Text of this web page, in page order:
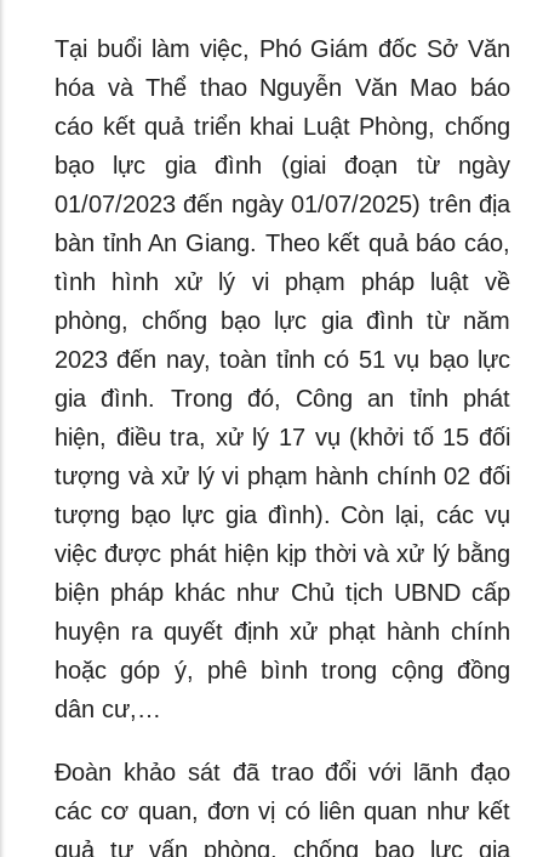
Tại buổi làm việc, Phó Giám đốc Sở Văn
hóa và Thể thao Nguyễn Văn Mao báo
cáo kết quả triển khai Luật Phòng, chống
bạo lực gia đình (giai đoạn từ ngày
01/07/2023 đến ngày 01/07/2025) trên địa
bàn tỉnh An Giang. Theo kết quả báo cáo,
tình hình xử lý vi phạm pháp luật về
phòng, chống bạo lực gia đình từ năm
2023 đến nay, toàn tỉnh có 51 vụ bạo lực
gia đình. Trong đó, Công an tỉnh phát
hiện, điều tra, xử lý 17 vụ (khởi tố 15 đối
tượng và xử lý vi phạm hành chính 02 đối
tượng bạo lực gia đình). Còn lại, các vụ
việc được phát hiện kịp thời và xử lý bằng
biện pháp khác như Chủ tịch UBND cấp
huyện ra quyết định xử phạt hành chính
hoặc góp ý, phê bình trong cộng đồng
dân cư,…
Đoàn khảo sát đã trao đổi với lãnh đạo
các cơ quan, đơn vị có liên quan như kết
quả tư vấn phòng, chống bạo lực gia